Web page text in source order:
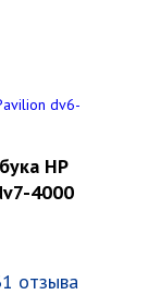
HP
4000
отзыва